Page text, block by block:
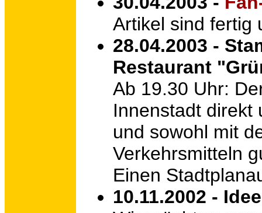
Artikel sind fertig
28.04.2003 -
Restaurant
Ab 19.30 Uhr:
Innenstadt direkt
und sowohl mit
Verkehrsmitteln
Einen
10.11.2002 -